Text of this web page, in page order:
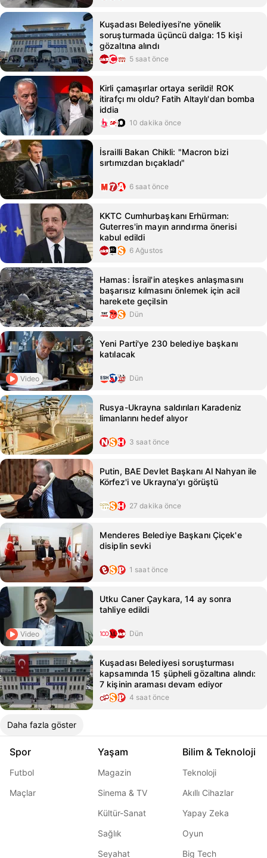
Kuşadası Belediyesi’ne yönelik
soruşturmada üçüncü dalga: 15 kişi
gözaltına alındı
5 saat önce
Kirli çamaşırlar ortaya serildi! ROK
itirafçı mı oldu? Fatih Altaylı'dan bomba
iddia
10 dakika önce
İsrailli Bakan Chikli: "Macron bizi
sırtımızdan bıçakladı"
6 saat önce
KKTC Cumhurbaşkanı Erhürman:
Guterres'in mayın arındırma önerisi
kabul edildi
6 Ağustos
Hamas: İsrail'in ateşkes anlaşmasını
başarısız kılmasını önlemek için acil
harekete geçilsin
Dün
Video
Yeni Parti'ye 230 belediye başkanı
katılacak
Dün
Rusya-Ukrayna saldırıları Karadeniz
limanlarını hedef alıyor
3 saat önce
Putin, BAE Devlet Başkanı Al Nahyan ile
Körfez'i ve Ukrayna’yı görüştü
27 dakika önce
Menderes Belediye Başkanı Çiçek'e
disiplin sevki
1 saat önce
Video
Utku Caner Çaykara, 14 ay sonra
tahliye edildi
Dün
Kuşadası Belediyesi soruşturması
kapsamında 15 şüpheli gözaltına alındı:
7 kişinin araması devam ediyor
4 saat önce
Daha fazla göster
Spor
Futbol
Maçlar
Yaşam
Magazin
Sinema & TV
Kültür-Sanat
Sağlık
Seyahat
Bilim & Teknoloji
Teknoloji
Akıllı Cihazlar
Yapay Zeka
Oyun
Big Tech